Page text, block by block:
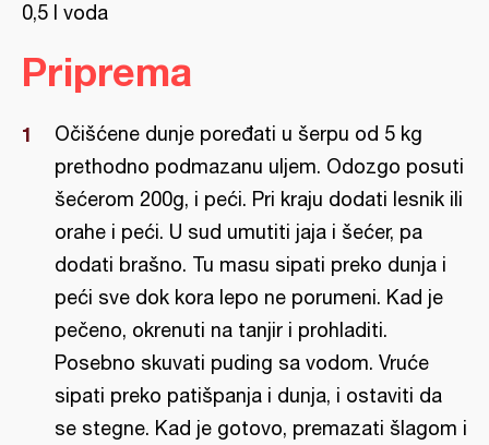
0,5 l voda
Priprema
Očišćene dunje poređati u šerpu od 5 kg
prethodno podmazanu uljem. Odozgo posuti
šećerom 200g, i peći. Pri kraju dodati lesnik ili
orahe i peći. U sud umutiti jaja i šećer, pa
dodati brašno. Tu masu sipati preko dunja i
peći sve dok kora lepo ne porumeni. Kad je
pečeno, okrenuti na tanjir i prohladiti.
Posebno skuvati puding sa vodom. Vruće
sipati preko patišpanja i dunja, i ostaviti da
se stegne. Kad je gotovo, premazati šlagom i